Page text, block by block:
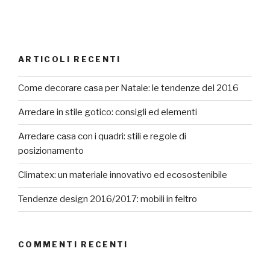
ARTICOLI RECENTI
Come decorare casa per Natale: le tendenze del 2016
Arredare in stile gotico: consigli ed elementi
Arredare casa con i quadri: stili e regole di
posizionamento
Climatex: un materiale innovativo ed ecosostenibile
Tendenze design 2016/2017: mobili in feltro
COMMENTI RECENTI